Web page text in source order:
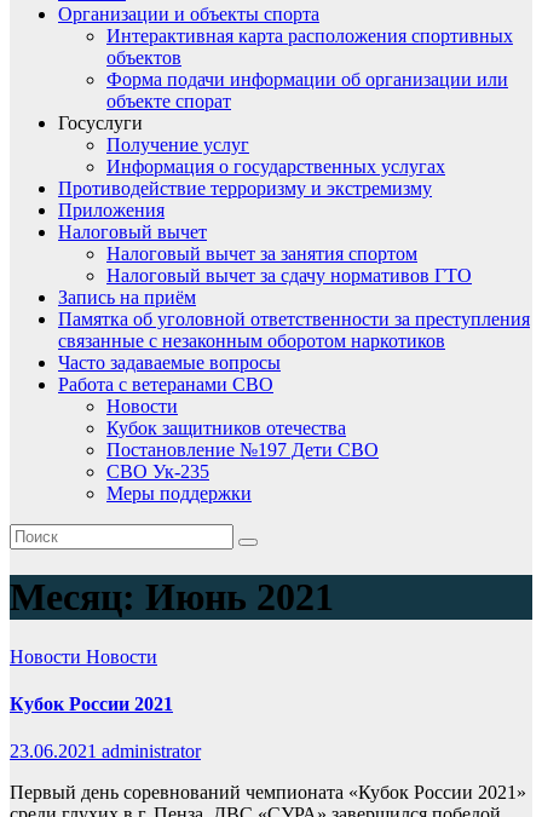
Организации и объекты спорта
Интерактивная карта расположения спортивных
объектов
Форма подачи информации об организации или
объекте спорат
Госуслуги
Получение услуг
Информация о государственных услугах
Противодействие терроризму и экстремизму
Приложения
Налоговый вычет
Налоговый вычет за занятия спортом
Налоговый вычет за сдачу нормативов ГТО
Запись на приём
Памятка об уголовной ответственности за преступления
связанные с незаконным оборотом наркотиков
Часто задаваемые вопросы
Работа с ветеранами СВО
Новости
Кубок защитников отечества
Постановление №197 Дети СВО
СВО Ук-235
Меры поддержки
Месяц: Июнь 2021
Новости Новости
Кубок России 2021
23.06.2021 administrator
Первый день соревнований чемпионата «Кубок России 2021»